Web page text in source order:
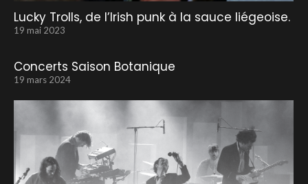
Lucky Trolls, de l’Irish punk à la sauce liégeoise.
19 mai 2023
Concerts Saison Botanique
19 mars 2024